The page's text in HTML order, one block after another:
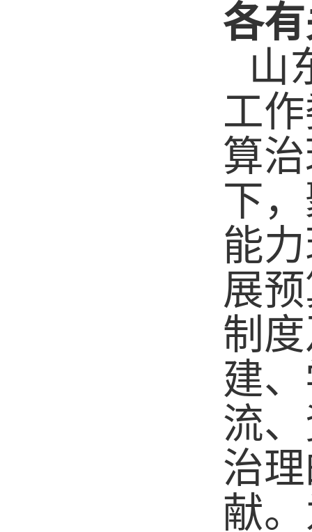
各
山
工
算
下
能
展
制
建
流
治
献